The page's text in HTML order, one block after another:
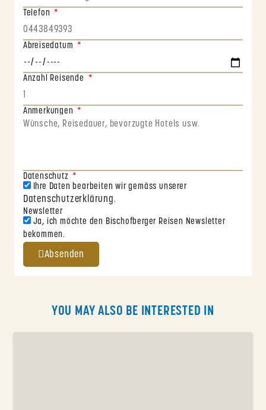
Telefon
Abreisedatum
Anzahl Reisende
Anmerkungen
Datenschutz
Ihre Daten bearbeiten wir gemäss unserer
Datenschutzerklärung.
Newsletter
Ja, ich möchte den Bischofberger Reisen Newsletter
bekommen.
Absenden
YOU MAY ALSO BE INTERESTED IN